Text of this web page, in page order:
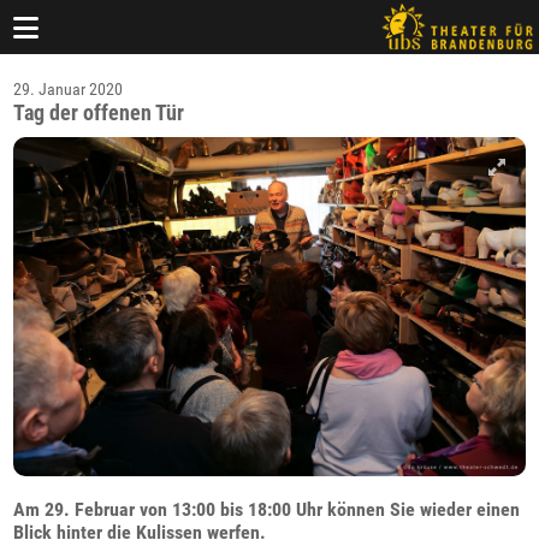
29. Januar 2020
Tag der offenen Tür
Am 29. Februar von 13:00 bis 18:00 Uhr können Sie wieder einen
Blick hinter die Kulissen werfen.